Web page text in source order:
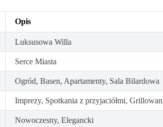
Opis
Luksusowa Willa
Serce Miasta
Ogród, Basen, Apartamenty, Sala Bilardowa
Imprezy, Spotkania z przyjaciółmi,
Nowoczesny, Elegancki